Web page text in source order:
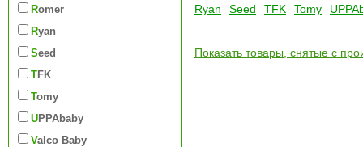
Romer
Ryan
Seed
TFK
Tomy
UPPAbaby
Valco Baby
Ryan
Seed TFK Tomy
Показать товары, снятые с